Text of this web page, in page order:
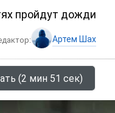
пройдут дожди
Артем Шах
(2 мин 51 сек)